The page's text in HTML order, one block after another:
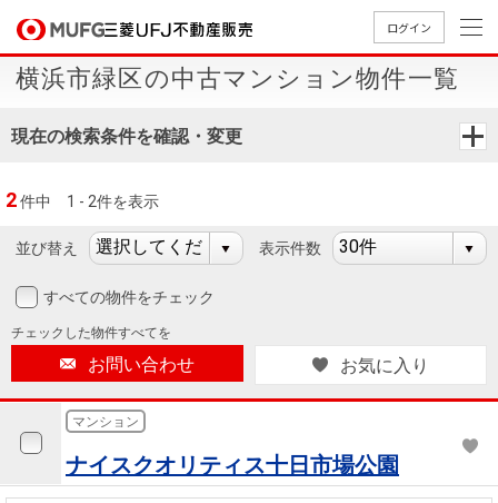
ログイン
買いたいTOP
中古
マン
ショ
ンを
探す
新
築・
一戸
建て
売りたいTOP
無
料
査
定
売
却
談
店舗案内TOP
店舗のご
案内（首
都圏）
案内（名
店舗のご
案内（関
会社情報TOP
ごあいさ
つ
要
MUFG
Way
ョン
組織図
覧
採用情報TOP
新卒採用
情報
採用情報
買いたい
売りたい
会社情報
採用情報
法人のお客さま
提携企業にお勤めの方
横浜市緑区の中古マンション物件一覧
現在の検索条件を確認・変更
2件中 1 - 2件を表示
並び替え 表示件数
すべての物件をチェック
チェックした物件すべてを
お問い合わせ お気に入り
マンション
ナイスクオリティス十日市場公園